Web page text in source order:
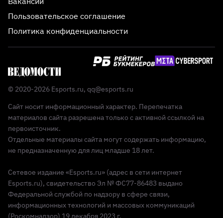
Пользовательское соглашение
Политика конфиденциальности
© 2020-2026 Esports.ru, qq@esports.ru
Сайт носит информационный характер. Перепечатка
материалов сайта разрешена только с активной ссылкой на
первоисточник.
Отдельные материалы сайта могут содержать информацию,
не предназначенную для лиц младше 18 лет.
Сетевое издание «Esports.ru» (адрес в сети интернет
Esports.ru), свидетельство Эл № ФС77-86483 выдано
Федеральной службой по надзору в сфере связи,
информационных технологий и массовых коммуникаций
(Роскомнадзор) 19 декабря 2023 г.